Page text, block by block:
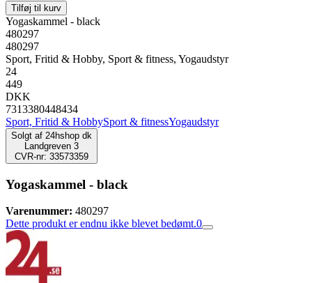
Tilføj til kurv
Yogaskammel - black
480297
480297
Sport, Fritid & Hobby, Sport & fitness, Yogaudstyr
24
449
DKK
7313380448434
Sport, Fritid & HobbySport & fitnessYogaudstyr
Solgt af 24hshop dk
Landgreven 3
CVR-nr: 33573359
Yogaskammel - black
Varenummer: 480297
Dette produkt er endnu ikke blevet bedømt.0